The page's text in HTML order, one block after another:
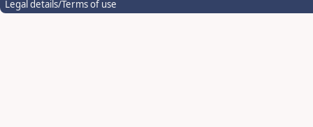
Legal details/Terms of use